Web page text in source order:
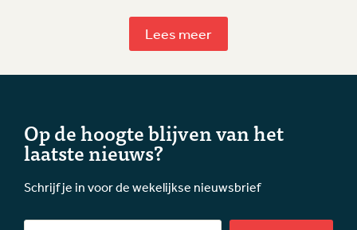
Lees meer
Op de hoogte blijven van het
laatste nieuws?
Schrijf je in voor de wekelijkse nieuwsbrief